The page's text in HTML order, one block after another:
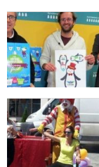
GALERÍAS